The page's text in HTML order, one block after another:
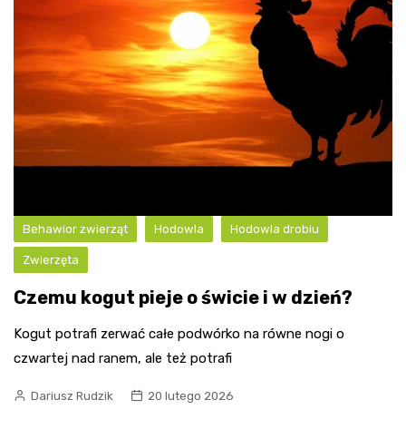
Behawior zwierząt Hodowla Hodowla drobiu
Zwierzęta
Czemu kogut pieje o świcie i w dzień?
Kogut potrafi zerwać całe podwórko na równe nogi o
czwartej nad ranem, ale też potrafi
Dariusz Rudzik 20 lutego 2026